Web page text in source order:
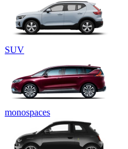
SUV
monospaces